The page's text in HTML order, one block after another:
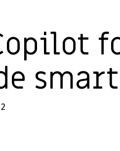
og hosting
Desk
Cloud
2